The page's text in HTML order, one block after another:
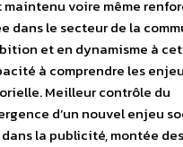
maintenu voire même
dans le secteur de la
et en dynamisme à
à comprendre les
Meilleur contrôle du
d’un nouvel enjeu
dans la publicité, montée des